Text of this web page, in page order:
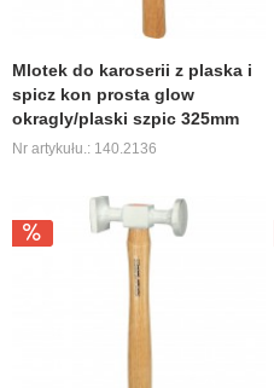
Mlotek do karoserii z plaska i
spicz kon prosta glow
okragly/plaski szpic 325mm
Nr artykułu.: 140.2136